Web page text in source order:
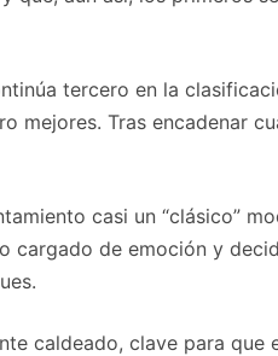
tercero en la
mejores. Tras encadenar
casi un “clásico”
cargado de emoción y
caldeado, clave para que